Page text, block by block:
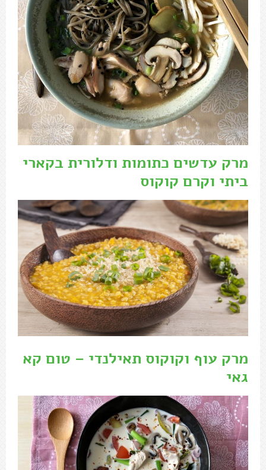
מרק עדשים כתומות ודלורית בקארי
ביתי וקרם קוקוס
מרק עוף וקוקוס תאילנדי – טום קא
גאי